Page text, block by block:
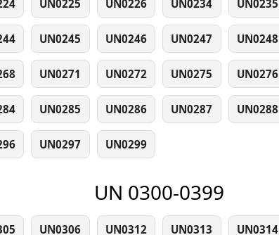
UN0225 UN0226 UN0234 UN0235
UN0245 UN0246 UN0247 UN0248
UN0271 UN0272 UN0275 UN0276
UN0285 UN0286 UN0287 UN0288
UN0297 UN0299
UN 0300-0399
UN0306 UN0312 UN0313 UN0314